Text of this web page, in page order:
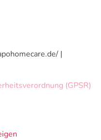
|
(GPSR)